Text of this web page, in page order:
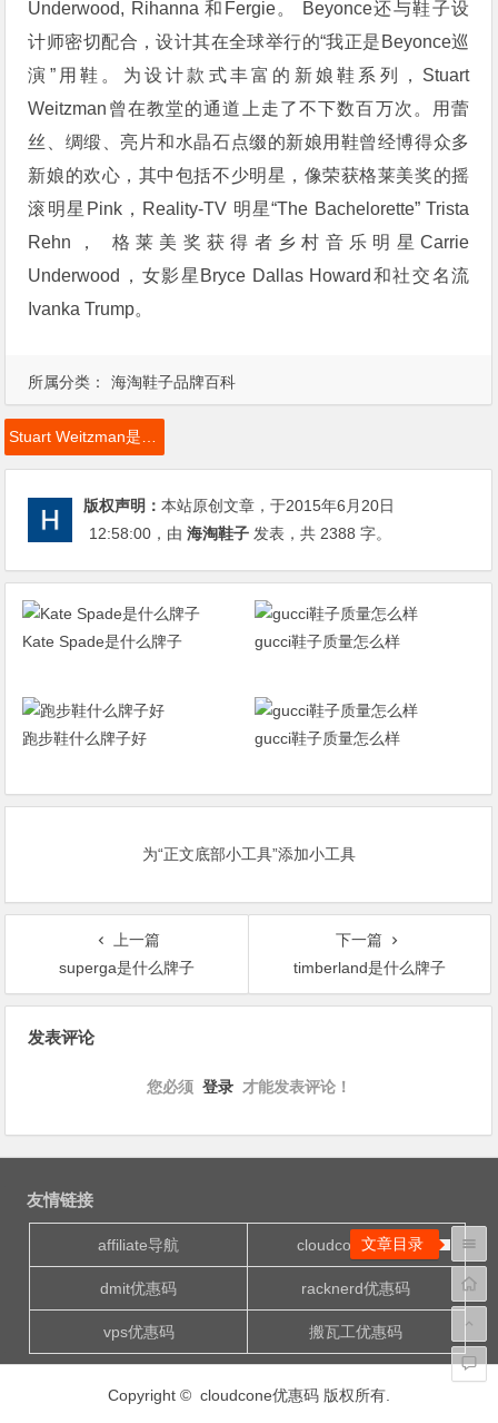
所属分类： 海淘鞋子品牌百科
Underwood, Rihanna 和Fergie。 Beyonce还与鞋子设
计师密切配合，设计其在全球举行的“我正是Beyonce巡
演”用鞋。为设计款式丰富的新娘鞋系列，Stuart
Weitzman曾在教堂的通道上走了不下数百万次。用蕾
丝、绸缎、亮片和水晶石点缀的新娘用鞋曾经博得众多
新娘的欢心，其中包括不少明星，像荣获格莱美奖的摇
滚明星Pink，Reality-TV 明星“The Bachelorette” Trista
Rehn， 格莱美奖获得者乡村音乐明星Carrie
Underwood，女影星Bryce Dallas Howard和社交名流
Ivanka Trump。
版权声明：本站原创文章，于2015年6月20日
12:58:00 ，由海淘鞋子 发表，共 2388 字。
Kate Spade是什么牌子 gucci鞋子质量怎么样
跑步鞋什么牌子好 gucci鞋子质量怎么样
为“正文底部小工具”添加小工具
上一篇
superga是什么牌子
下一篇
timberland是什么牌子
发表评论
您必须 登录 才能发表评论！
友情链接
affiliate导航 cloudcone优惠码
dmit优惠码 racknerd优惠码
vps优惠码 搬瓦工优惠码
Copyright © cloudcone优惠码 版权所有.
文章目录